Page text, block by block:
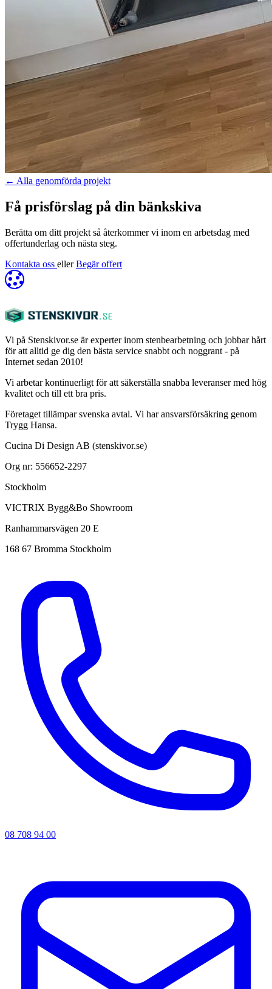
← Alla genomförda projekt
Få prisförslag på din bänkskiva
Berätta om ditt projekt så återkommer vi inom en arbetsdag med
offertunderlag och nästa steg.
Kontakta oss eller Begär offert
Vi på Stenskivor.se är experter inom stenbearbetning och jobbar hårt
för att alltid ge dig den bästa service snabbt och noggrant - på
Internet sedan 2010!
Vi arbetar kontinuerligt för att säkerställa snabba leveranser med hög
kvalitet och till ett bra pris.
Företaget tillämpar svenska avtal. Vi har ansvarsförsäkring genom
Trygg Hansa.
Cucina Di Design AB (stenskivor.se)
Org nr: 556652-2297
Stockholm
VICTRIX Bygg&Bo Showroom
Ranhammarsvägen 20 E
168 67 Bromma Stockholm
08 708 94 00